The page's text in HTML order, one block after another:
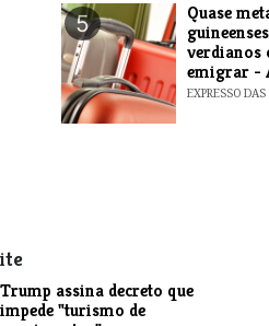
5
Quase
verdianos
emigrar -
EXPRESSO
Trump assina decreto que
impede "turismo de